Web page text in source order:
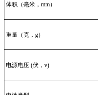
体积（毫米，mm）
重量（克，g）
电源电压 (伏，v)